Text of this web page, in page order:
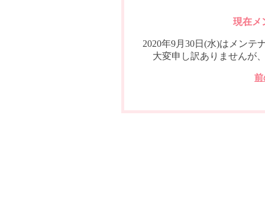
現在メ
2020年9月30日(水)はメンテ
大変申し訳ありませんが
前